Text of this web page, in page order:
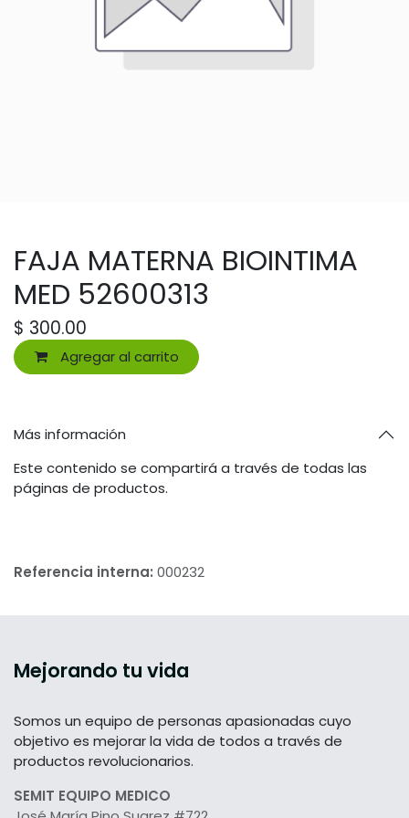
FAJA MATERNA BIOINTIMA
MED 52600313
$ 300.00
Agregar al carrito
Más información
Este contenido se compartirá a través de todas las
páginas de productos.
Referencia interna: 000232
Mejorando tu vida
Somos un equipo de personas apasionadas cuyo
objetivo es mejorar la vida de todos a través de
productos revolucionarios.
SEMIT EQUIPO MEDICO